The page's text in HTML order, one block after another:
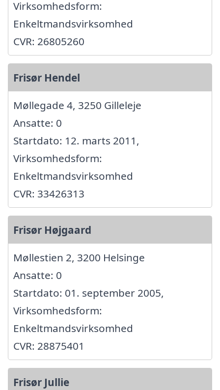
Virksomhedsform:
Enkeltmandsvirksomhed
CVR: 26805260
Frisør Hendel
Møllegade 4, 3250 Gilleleje
Ansatte: 0
Startdato: 12. marts 2011,
Virksomhedsform:
Enkeltmandsvirksomhed
CVR: 33426313
Frisør Højgaard
Møllestien 2, 3200 Helsinge
Ansatte: 0
Startdato: 01. september 2005,
Virksomhedsform:
Enkeltmandsvirksomhed
CVR: 28875401
Frisør Jullie